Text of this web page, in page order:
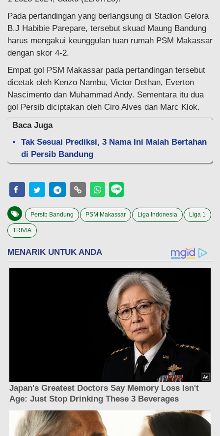
Pada pertandingan yang berlangsung di Stadion Gelora
B.J Habibie Parepare, tersebut skuad Maung Bandung
harus mengakui keunggulan tuan rumah PSM Makassar
dengan skor 4-2.
Empat gol PSM Makassar pada pertandingan tersebut
dicetak oleh Kenzo Nambu, Victor Dethan, Everton
Nascimento dan Muhammad Andy. Sementara itu dua
gol Persib diciptakan oleh Ciro Alves dan Marc Klok.
Baca Juga
Tak Sesuai Prediksi, 3 Nama Ini Malah Bertahan
di Persib Bandung
Persib Bandung PSM Makassar Liga Indonesia Liga 1
TRIVIA